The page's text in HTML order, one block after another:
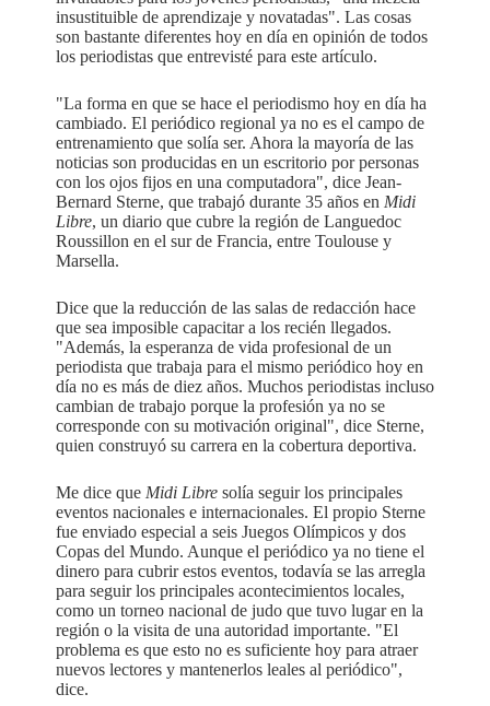
insustituible de aprendizaje y novatadas". Las cosas
son bastante diferentes hoy en día en opinión de todos
los periodistas que entrevisté para este artículo.
"La forma en que se hace el periodismo hoy en día ha
cambiado. El periódico regional ya no es el campo de
entrenamiento que solía ser. Ahora la mayoría de las
noticias son producidas en un escritorio por personas
con los ojos fijos en una computadora", dice Jean-
Bernard Sterne, que trabajó durante 35 años en Midi
Libre, un diario que cubre la región de Languedoc
Roussillon en el sur de Francia, entre Toulouse y
Marsella.
Dice que la reducción de las salas de redacción hace
que sea imposible capacitar a los recién llegados.
"Además, la esperanza de vida profesional de un
periodista que trabaja para el mismo periódico hoy en
día no es más de diez años. Muchos periodistas incluso
cambian de trabajo porque la profesión ya no se
corresponde con su motivación original", dice Sterne,
quien construyó su carrera en la cobertura deportiva.
Me dice que Midi Libre solía seguir los principales
eventos nacionales e internacionales. El propio Sterne
fue enviado especial a seis Juegos Olímpicos y dos
Copas del Mundo. Aunque el periódico ya no tiene el
dinero para cubrir estos eventos, todavía se las arregla
para seguir los principales acontecimientos locales,
como un torneo nacional de judo que tuvo lugar en la
región o la visita de una autoridad importante. "El
problema es que esto no es suficiente hoy para atraer
nuevos lectores y mantenerlos leales al periódico",
dice.